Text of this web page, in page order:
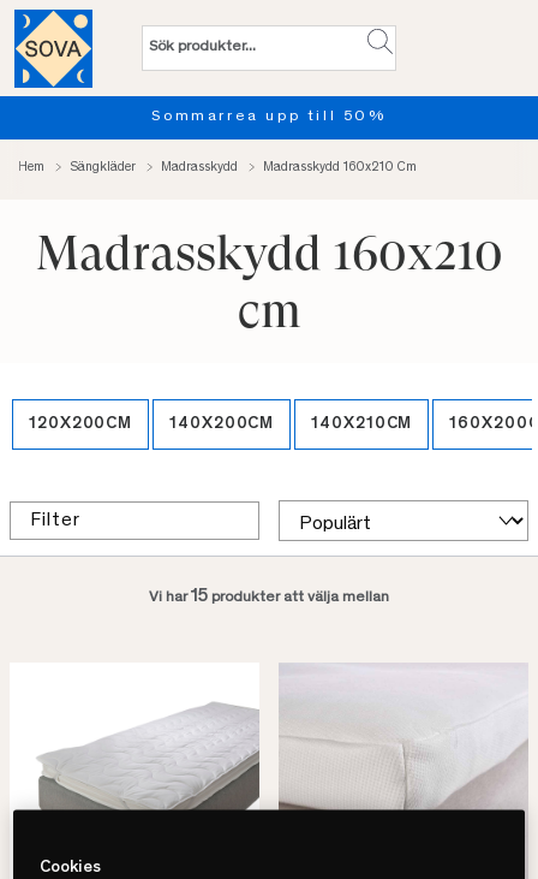
Provsov upp till 100 nätter.
Hem Sängkläder Madrasskydd Madrasskydd 160x210 Cm
Madrasskydd 160x210
cm
120X200CM 140X200CM 140X210CM
Filter
Vi har15 produkter att välja mellan
Cookies